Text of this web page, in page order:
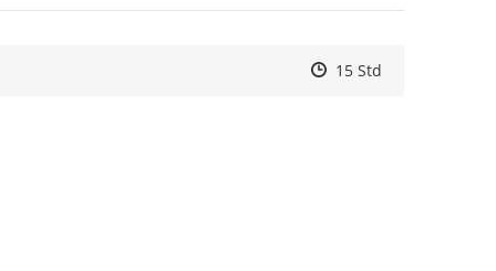
Zeitpunkt des
Zeitpunkt des
15 StdZur Äußerung